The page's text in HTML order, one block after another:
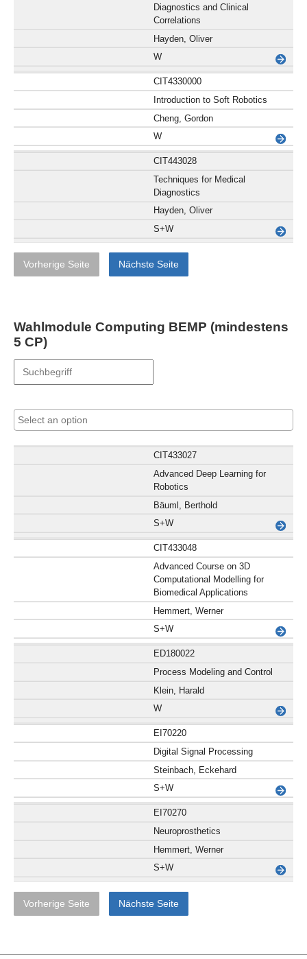
Diagnostics and Clinical
Correlations
Hayden, Oliver
W
CIT4330000
Introduction to Soft Robotics
Cheng, Gordon
W
CIT443028
Techniques for Medical
Diagnostics
Hayden, Oliver
S+W
Vorherige Seite Nächste Seite
Wahlmodule Computing BEMP (mindestens
5 CP)
CIT433027
Advanced Deep Learning for
Robotics
Bäuml, Berthold
S+W
CIT433048
Advanced Course on 3D
Computational Modelling for
Biomedical Applications
Hemmert, Werner
S+W
ED180022
Process Modeling and Control
Klein, Harald
W
EI70220
Digital Signal Processing
Steinbach, Eckehard
S+W
EI70270
Neuroprosthetics
Hemmert, Werner
S+W
Vorherige Seite Nächste Seite